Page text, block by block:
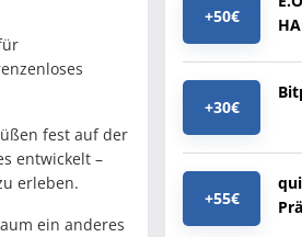
fest auf der
entwickelt –
erleben.
ein anderes
+50€
+30€
+55€